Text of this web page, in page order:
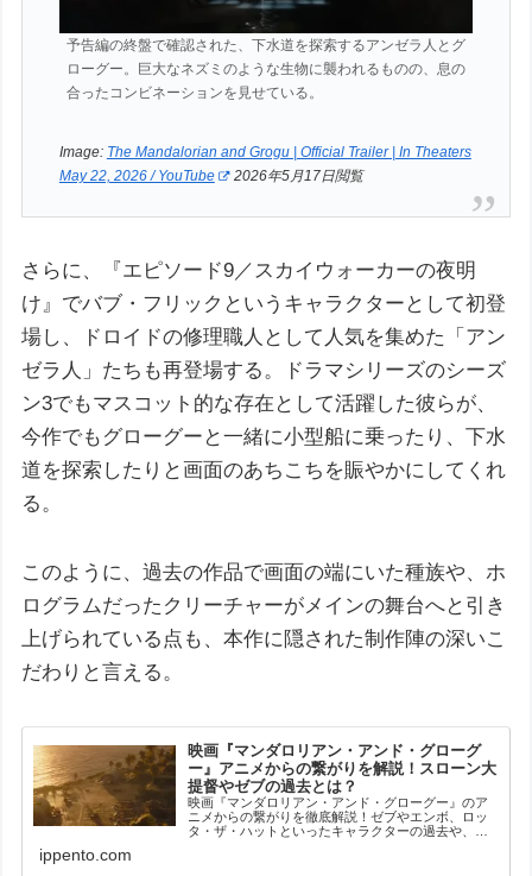
予告編の終盤で確認された、下水道を探索するアンゼラ人とグ
ローグー。巨大なネズミのような生物に襲われるものの、息の
合ったコンビネーションを見せている。
Image: The Mandalorian and Grogu | Official Trailer | In Theaters
May 22, 2026 / YouTube
2026年5月17日閲覧
さらに、『エピソード9／スカイウォーカーの夜明
け』でバブ・フリックというキャラクターとして初登
場し、ドロイドの修理職人として人気を集めた「アン
ゼラ人」たちも再登場する。ドラマシリーズのシーズ
ン3でもマスコット的な存在として活躍した彼らが、
今作でもグローグーと一緒に小型船に乗ったり、下水
道を探索したりと画面のあちこちを賑やかにしてくれ
る。
このように、過去の作品で画面の端にいた種族や、ホ
ログラムだったクリーチャーがメインの舞台へと引き
上げられている点も、本作に隠された制作陣の深いこ
だわりと言える。
映画『マンダロリアン・アンド・グローグ
ー』アニメからの繋がりを解説！スローン大
提督やゼブの過去とは？
映画『マンダロリアン・アンド・グローグー』のア
ニメからの繋がりを徹底解説！ゼブやエンボ、ロッ
タ・ザ・ハットといったキャラクターの過去や、ス
ippento.com